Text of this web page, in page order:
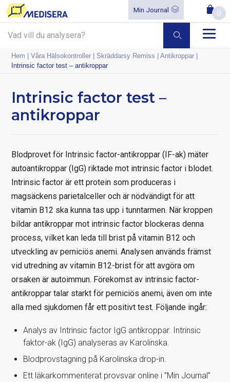
Min Journal 0
Hem |Våra Hälsokontroller | Skräddarsy Remiss |Antikroppar |
Intrinsic factor test – antikroppar
Intrinsic factor test –
antikroppar
Blodprovet för Intrinsic factor-antikroppar (IF-ak) mäter
autoantikroppar (IgG) riktade mot intrinsic factor i blodet.
Intrinsic factor är ett protein som produceras i
magsäckens parietalceller och är nödvändigt för att
vitamin B12 ska kunna tas upp i tunntarmen. När kroppen
bildar antikroppar mot intrinsic factor blockeras denna
process, vilket kan leda till brist på vitamin B12 och
utveckling av perniciös anemi. Analysen används främst
vid utredning av vitamin B12-brist för att avgöra om
orsaken är autoimmun. Förekomst av intrinsic factor-
antikroppar talar starkt för perniciös anemi, även om inte
alla med sjukdomen får ett positivt test. Följande ingår:
Analys av Intrinsic factor IgG antikroppar. Intrinsic
faktor-ak (IgG) analyseras av Karolinska.
Blodprovstagning på Karolinska drop-in.
Ett läkarkommenterat provsvar online i ”Min Journal”